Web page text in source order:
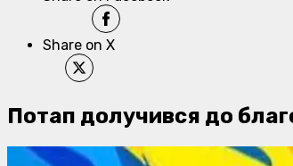
Share on X
Потап долучився до